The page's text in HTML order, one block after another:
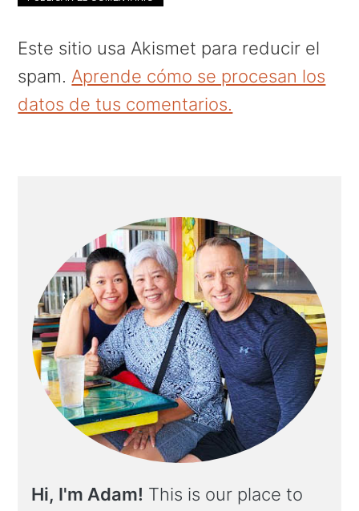
Este sitio usa Akismet para reducir el
spam. Aprende cómo se procesan los
datos de tus comentarios.
Hi, I'm Adam! This is our place to